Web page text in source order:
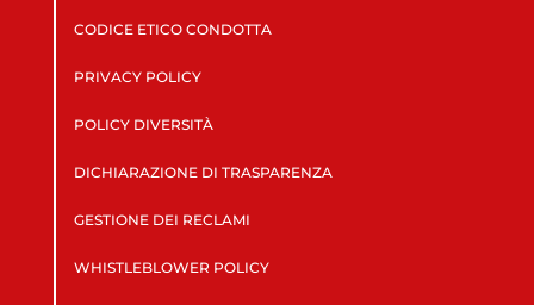
CODICE ETICO CONDOTTA
PRIVACY POLICY
POLICY DIVERSITÀ
DICHIARAZIONE DI TRASPARENZA
GESTIONE DEI RECLAMI
WHISTLEBLOWER POLICY